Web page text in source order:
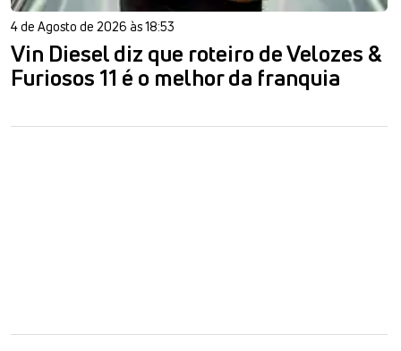
4 de Agosto de 2026 às 18:53
Vin Diesel diz que roteiro de Velozes &
Furiosos 11 é o melhor da franquia